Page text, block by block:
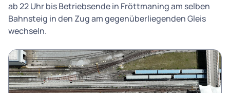
ab 22 Uhr bis Betriebsende in Fröttmaning am selben
Bahnsteig in den Zug am gegenüberliegenden Gleis
wechseln.